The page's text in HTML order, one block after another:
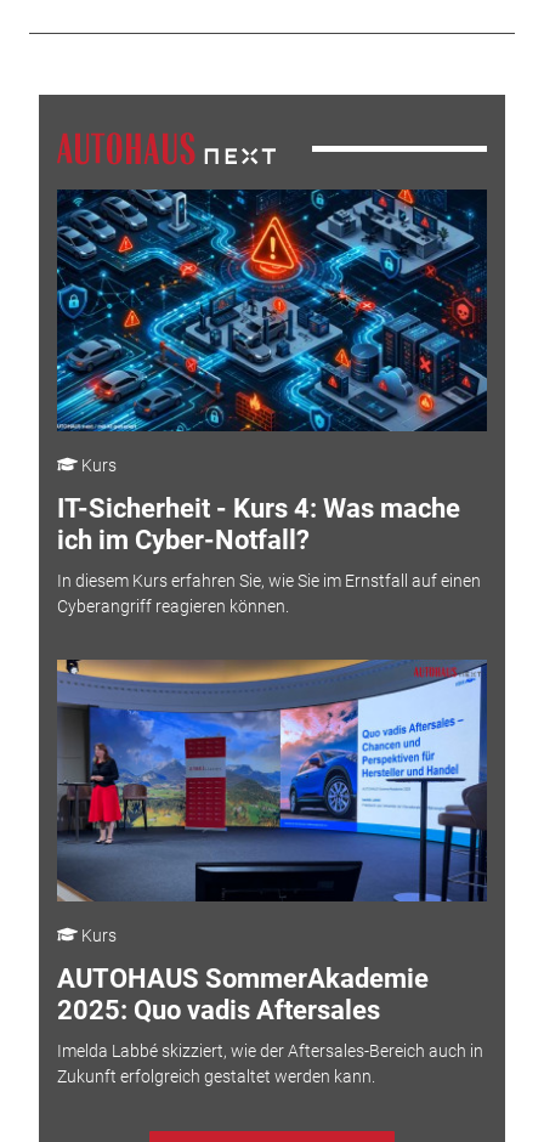
Kurs
IT-Sicherheit - Kurs 4: Was mache
ich im Cyber-Notfall?
In diesem Kurs erfahren Sie, wie Sie im Ernstfall auf einen
Cyberangriff reagieren können.
Kurs
AUTOHAUS SommerAkademie
2025: Quo vadis Aftersales
Imelda Labbé skizziert, wie der Aftersales-Bereich auch in
Zukunft erfolgreich gestaltet werden kann.